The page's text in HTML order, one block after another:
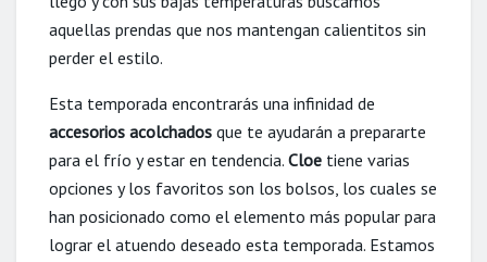
aquellas prendas que nos mantengan calientitos sin
perder el estilo.
Esta temporada encontrarás una infinidad de
accesorios acolchados que te ayudarán a prepararte
para el frío y estar en tendencia. Cloe tiene varias
opciones y los favoritos son los bolsos, los cuales se
han posicionado como el elemento más popular para
lograr el atuendo deseado esta temporada. Estamos